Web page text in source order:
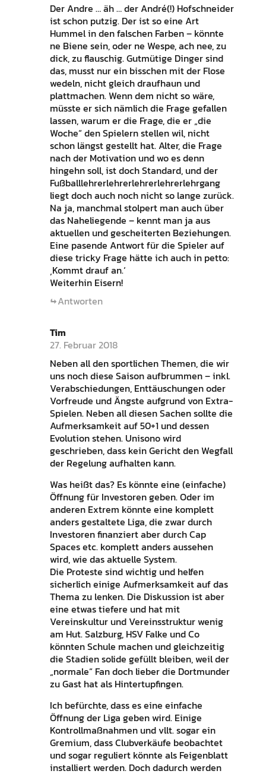
Der Andre … äh … der André(!) Hofschneider
ist schon putzig. Der ist so eine Art
Hummel in den falschen Farben – könnte
ne Biene sein, oder ne Wespe, ach nee, zu
dick, zu flauschig. Gutmütige Dinger sind
das, musst nur ein bisschen mit der Flose
wedeln, nicht gleich draufhaun und
plattmachen. Wenn dem nicht so wäre,
müsste er sich nämlich die Frage gefallen
lassen, warum er die Frage, die er „die
Woche“ den Spielern stellen wil, nicht
schon längst gestellt hat. Alter, die Frage
nach der Motivation und wo es denn
hingehn soll, ist doch Standard, und der
Fußballlehrerlehrerlehrerlehrerlehrgang
liegt doch auch noch nicht so lange zurück.
Na ja, manchmal stolpert man auch über
das Naheliegende – kennt man ja aus
aktuellen und gescheiterten Beziehungen.
Eine pasende Antwort für die Spieler auf
diese tricky Frage hätte ich auch in petto:
‚Kommt drauf an.‘
Weiterhin Eisern!
Antworten
Tim
27. Februar 2018
Neben all den sportlichen Themen, die wir
uns noch diese Saison aufbrummen – inkl.
Verabschiedungen, Enttäuschungen oder
Vorfreude und Ängste aufgrund von Extra-
Spielen. Neben all diesen Sachen sollte die
Aufmerksamkeit auf 50+1 und dessen
Evolution stehen. Unisono wird
geschrieben, dass kein Gericht den Wegfall
der Regelung aufhalten kann.
Was heißt das? Es könnte eine (einfache)
Öffnung für Investoren geben. Oder im
anderen Extrem könnte eine komplett
anders gestaltete Liga, die zwar durch
Investoren finanziert aber durch Cap
Spaces etc. komplett anders aussehen
wird, wie das aktuelle System.
Die Proteste sind wichtig und helfen
sicherlich einige Aufmerksamkeit auf das
Thema zu lenken. Die Diskussion ist aber
eine etwas tiefere und hat mit
Vereinskultur und Vereinsstruktur wenig
am Hut. Salzburg, HSV Falke und Co
könnten Schule machen und gleichzeitig
die Stadien solide gefüllt bleiben, weil der
„normale“ Fan doch lieber die Dortmunder
zu Gast hat als Hintertupfingen.
Ich befürchte, dass es eine einfache
Öffnung der Liga geben wird. Einige
Kontrollmaßnahmen und vllt. sogar ein
Gremium, dass Clubverkäufe beobachtet
und sogar reguliert könnte als Feigenblatt
installiert werden. Doch dadurch werden